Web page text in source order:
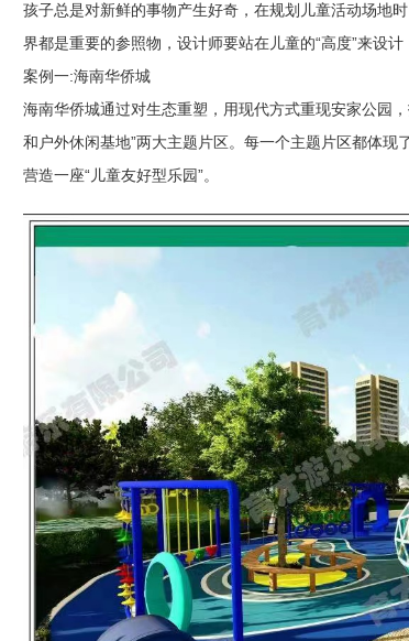
孩子总是对新鲜的事物产生好奇，在规划儿童活动场地
界都是重要的参照物，设计师要站在儿童的“高度”来设
案例一:海南华侨城
海南华侨城通过对生态重塑，用现代方式重现安家公园
和户外休闲基地”两大主题片区。每一个主题片区都体
营造一座“儿童友好型乐园”。